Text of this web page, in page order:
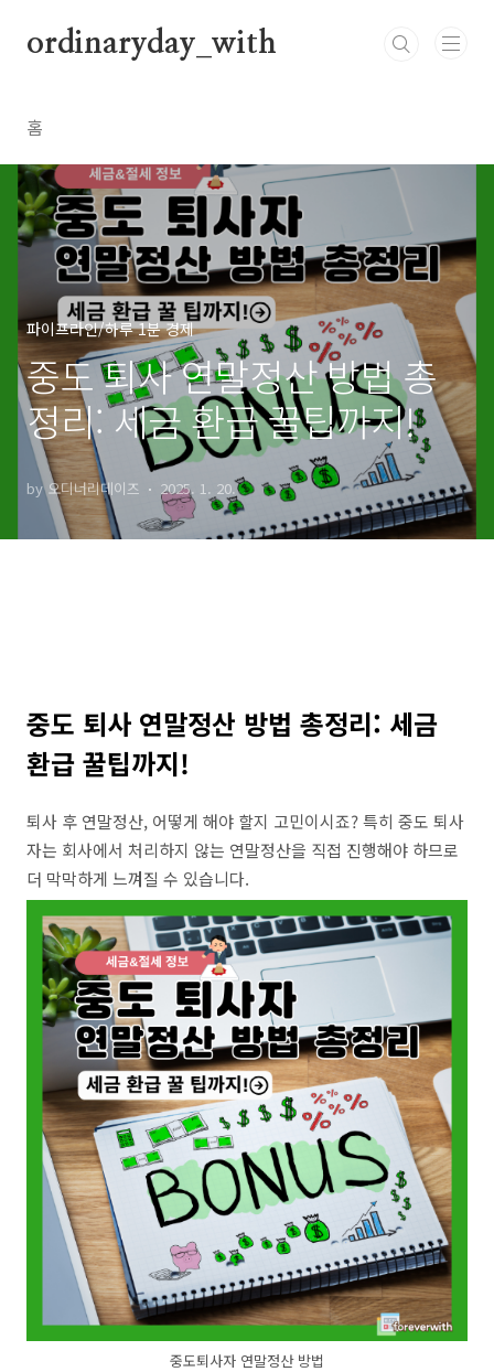
ordinaryday_with
홈
파이프라인/하루 1분 경제
중도 퇴사 연말정산 방법 총
정리: 세금 환급 꿀팁까지!
by 오디너리데이즈 2025. 1. 20.
중도 퇴사 연말정산 방법 총정리: 세금
환급 꿀팁까지!
퇴사 후 연말정산, 어떻게 해야 할지 고민이시죠? 특히 중도 퇴사
자는 회사에서 처리하지 않는 연말정산을 직접 진행해야 하므로
더 막막하게 느껴질 수 있습니다.
중도퇴사자 연말정산 방법